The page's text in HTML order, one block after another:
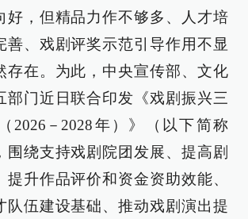
好，但精品力作不够多、人才培
善、戏剧评奖示范引导作用不显
存在。为此，中央宣传部、文化
部门近日联合印发《戏剧振兴三
2026－2028年）》（以下简称
围绕支持戏剧院团发展、提高剧
提升作品评价和资金资助效能、
队伍建设基础、推动戏剧演出提